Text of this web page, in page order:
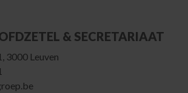
& SECRETARIAAT
3000 Leuven